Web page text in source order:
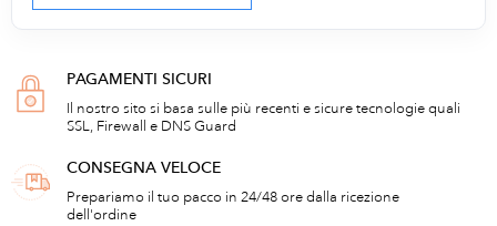
PAGAMENTI SICURI
Il nostro sito si basa sulle più recenti e sicure tecnologie quali
SSL, Firewall e DNS Guard
CONSEGNA VELOCE
Prepariamo il tuo pacco in 24/48 ore dalla ricezione
dell'ordine